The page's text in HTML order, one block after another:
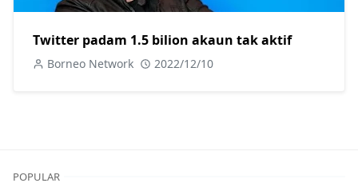
Twitter padam 1.5 bilion akaun tak aktif
Borneo Network 2022/12/10
POPULAR